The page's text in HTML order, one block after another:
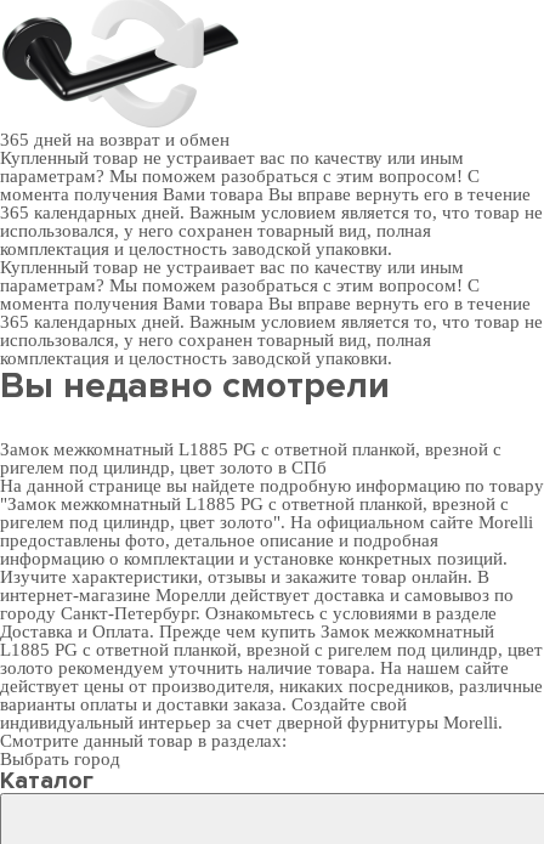
365 дней на возврат и обмен
Купленный товар не устраивает вас по качеству или иным
параметрам? Мы поможем разобраться с этим вопросом! С
момента получения Вами товара Вы вправе вернуть его в течение
365 календарных дней. Важным условием является то, что товар не
использовался, у него сохранен товарный вид, полная
комплектация и целостность заводской упаковки.
Купленный товар не устраивает вас по качеству или иным
параметрам? Мы поможем разобраться с этим вопросом! С
момента получения Вами товара Вы вправе вернуть его в течение
365 календарных дней. Важным условием является то, что товар не
использовался, у него сохранен товарный вид, полная
комплектация и целостность заводской упаковки.
Вы недавно смотрели
Замок межкомнатный L1885 PG с ответной планкой, врезной с
ригелем под цилиндр, цвет золото в СПб
На данной странице вы найдете подробную информацию по товару
"Замок межкомнатный L1885 PG с ответной планкой, врезной с
ригелем под цилиндр, цвет золото". На официальном сайте Morelli
предоставлены фото, детальное описание и подробная
информацию о комплектации и установке конкретных позиций.
Изучите характеристики, отзывы и закажите товар онлайн. В
интернет-магазине Морелли действует доставка и самовывоз по
городу Санкт-Петербург. Ознакомьтесь с условиями в разделе
Доставка и Оплата. Прежде чем купить Замок межкомнатный
L1885 PG с ответной планкой, врезной с ригелем под цилиндр, цвет
золото рекомендуем уточнить наличие товара. На нашем сайте
действует цены от производителя, никаких посредников, различные
варианты оплаты и доставки заказа. Создайте свой
индивидуальный интерьер за счет дверной фурнитуры Morelli.
Смотрите данный товар в разделах:
Выбрать город
Каталог